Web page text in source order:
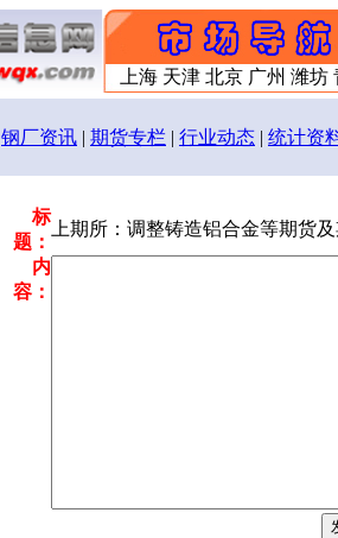
上海 天津 北京 广州 潍坊
钢厂资讯 | 期货专栏 | 行业动态 | 统计资
标
题：
上期所：调整铸造铝合金等期货
内
容：